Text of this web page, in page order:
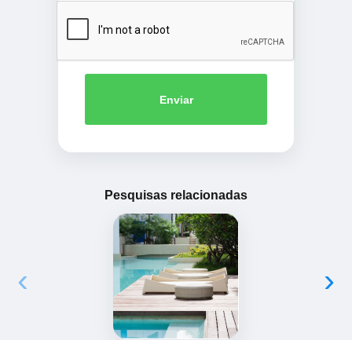
Enviar
Pesquisas relacionadas
‹ ›